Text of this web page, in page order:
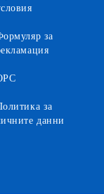
за
за
данни